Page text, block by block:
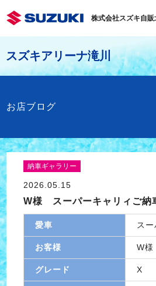
株式会社スズキ自販
スズキアリーナ滝川
お店ブログ
納車ギャラリー
2026.05.15
W様 スーパーキャリィご納
愛車 ス
お客様 W様
グレード X